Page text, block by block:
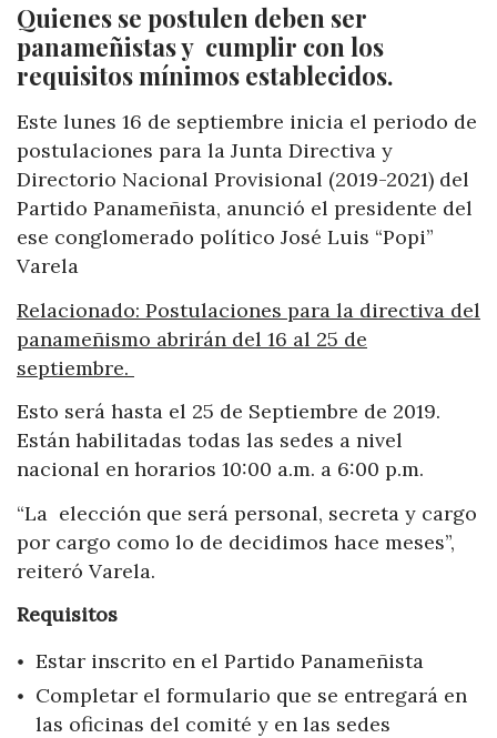
Quienes se postulen deben ser
panameñistas y cumplir con los
requisitos mínimos establecidos.
Este lunes 16 de septiembre inicia el periodo de
postulaciones para la Junta Directiva y
Directorio Nacional Provisional (2019-2021) del
Partido Panameñista, anunció el presidente del
ese conglomerado político José Luis “Popi”
Varela
Relacionado: Postulaciones para la directiva del
panameñismo abrirán del 16 al 25 de
septiembre.
Esto será hasta el 25 de Septiembre de 2019.
Están habilitadas todas las sedes a nivel
nacional en horarios 10:00 a.m. a 6:00 p.m.
“La elección que será personal, secreta y cargo
por cargo como lo de decidimos hace meses”,
reiteró Varela.
Requisitos
Estar inscrito en el Partido Panameñista
Completar el formulario que se entregará en
las oficinas del comité y en las sedes